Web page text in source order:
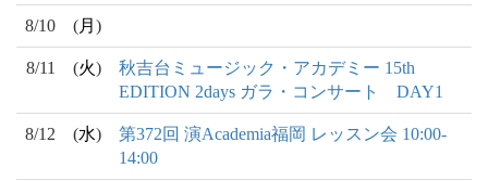
8/10 (月 )
8/11 (火)
秋吉台ミュージック・アカデミー 15th
EDITION 2days ガラ・コンサート DAY1
8/12 (水)
第372回 演Academia福岡 レッスン会 10:00-
14:00